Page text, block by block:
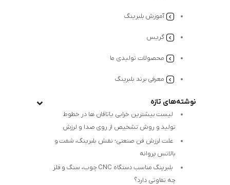
آموزش بلبرینگ
گریس
محصولات تولیدی ما
معرفی برند بلبرینگ
نوشته‌های تازه
لیست بیشترین خرابی‌ یاتاقان ها در خطوط
تولید و روش تشخیص از روی صدا و لرزش
علت لرزش فن صنعتی؛ نقش بلبرینگ، شفت و
بالانس پروانه
بلبرینگ مناسب دستگاه CNC چوب، سنگ و فلز
چه تفاوتی دارد؟